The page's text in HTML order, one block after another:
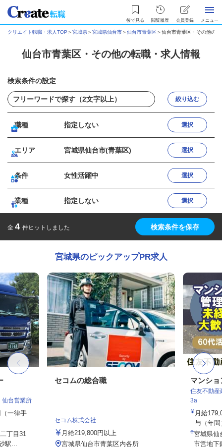
後で見る 閲覧履歴 会員登録 メニュー
クリエイト転職・求人TOP ＞宮城県＞宮城県仙台市＞仙台市青葉区＞仙台市青葉区・その他の
仙台市青葉区・その他の転職・求人情報
検索条件の設定
絞り込む
職種 指定しない 選択
エリア 宮城県仙台市(青葉区) 選択
条件 女性活躍中 選択
業種 指定しない 選択
全 4 件ヒットしました 検索条件を保存
宮城県のピックアップPR求人
台営業所
一律手
丁目31
駅...
セコムの総合職
セコム株式会社
月給219,800円以上
宮城県仙台市青葉区内各所
マンシ
住友不動産
3a
月給
与（年
宮城県仙
市営地下